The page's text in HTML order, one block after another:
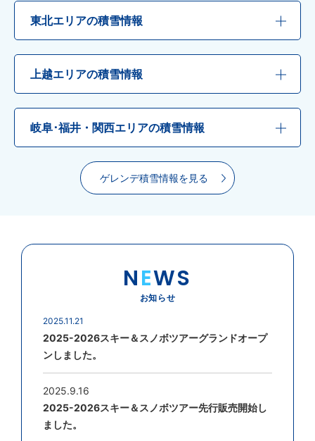
東北エリアの積雪情報
上越エリアの積雪情報
岐阜･福井・関西エリアの積雪情報
ゲレンデ積雪情報を見る
NEWS
お知らせ
2025.11.21
2025-2026スキー＆スノボツアーグランドオープ
ンしました。
2025.9.16
2025-2026スキー＆スノボツアー先行販売開始し
ました。